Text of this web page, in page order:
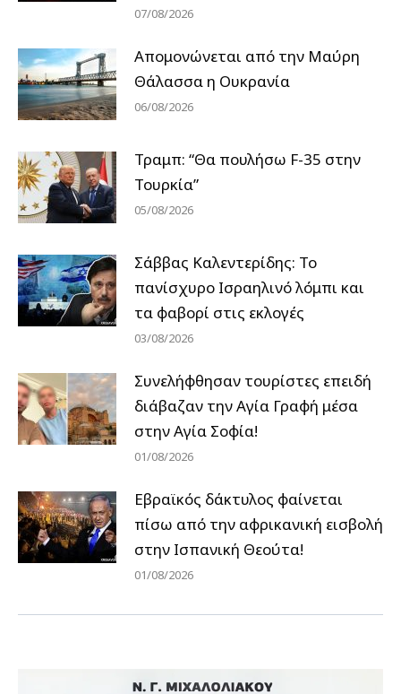
07/08/2026
Απομονώνεται από την Μαύρη
Θάλασσα η Ουκρανία
06/08/2026
Τραμπ: “Θα πουλήσω F-35 στην
Τουρκία”
05/08/2026
Σάββας Καλεντερίδης: Το
πανίσχυρο Ισραηλινό λόμπι και
τα φαβορί στις εκλογές
03/08/2026
Συνελήφθησαν τουρίστες επειδή
διάβαζαν την Αγία Γραφή μέσα
στην Αγία Σοφία!
01/08/2026
Εβραϊκός δάκτυλος φαίνεται
πίσω από την αφρικανική εισβολή
στην Ισπανική Θεούτα!
01/08/2026